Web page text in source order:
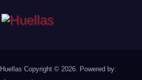
Huellas Copyright © 2026. Powered by: